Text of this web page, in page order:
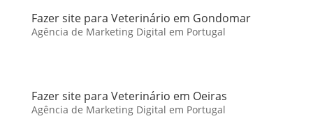
Fazer site para Veterinário em Gondomar
Agência de Marketing Digital em Portugal
Fazer site para Veterinário em Oeiras
Agência de Marketing Digital em Portugal